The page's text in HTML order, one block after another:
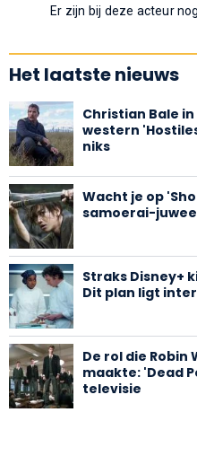
Er zijn bij deze acteur
Het laatste nieuws
Christian Bale
western
niks
Wacht je op
samoerai-
Straks Disney+
Dit plan ligt
De rol die
maakte: 'Dead
televisie